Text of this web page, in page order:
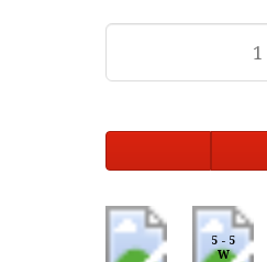
5 - 5
W